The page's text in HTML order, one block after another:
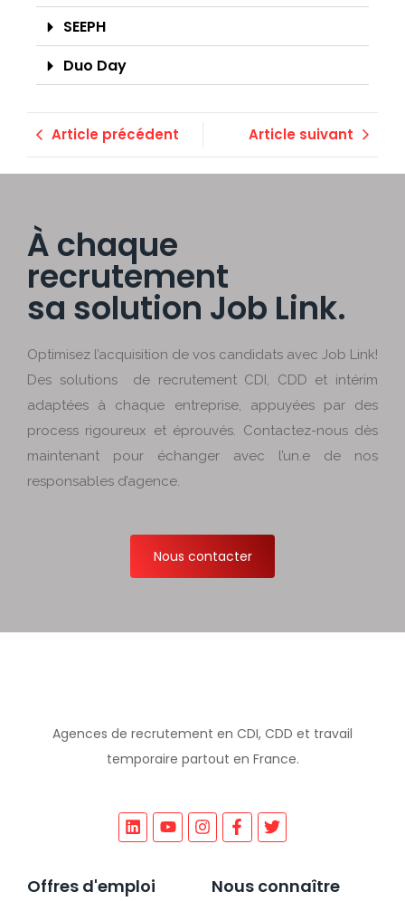
SEEPH
Duo Day
Article précédent Article suivant
À chaque
recrutement
sa solution Job Link.
Optimisez l’acquisition de vos candidats avec Job Link!
Des solutions de recrutement CDI, CDD et intérim
adaptées à chaque entreprise, appuyées par des
process rigoureux et éprouvés. Contactez-nous dès
maintenant pour échanger avec l’un.e de nos
responsables d’agence.
Nous contacter
Agences de recrutement en CDI, CDD et travail
temporaire partout en France.
Offres d'emploi Nous connaître